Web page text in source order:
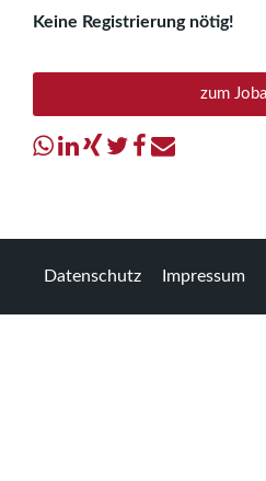
Keine Registrierung nötig!
zum
Datenschutz Impressum